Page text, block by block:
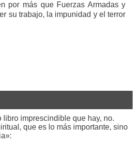
por más que Fuerzas Armadas y
su trabajo, la impunidad y el terror
libro imprescindible que hay, no.
que es lo más importante, sino